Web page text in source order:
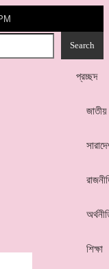
প্রচ্ছদ
জাতীয়
শিক্ষা